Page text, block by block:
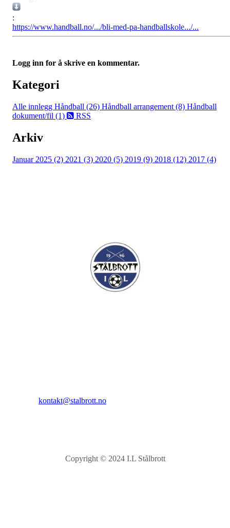
:
https://www.handball.no/.../bli-med-pa-handballskole.../...
Logg inn for å skrive en kommentar.
Kategori
Alle innlegg Håndball (26) Håndball arrangement (8) Håndball
dokument/fil (1)
RSS
Arkiv
Januar 2025 (2) 2021 (3) 2020 (5) 2019 (9) 2018 (12) 2017 (4)
kontakt@stalbrott.no
Copyright © 2024 I.L Stålbrott